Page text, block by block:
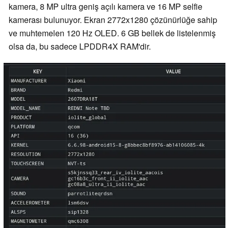
kamera, 8 MP ultra geniş açılı kamera ve 16 MP selfie
kamerası bulunuyor. Ekran 2772x1280 çözünürlüğe sahip
ve muhtemelen 120 Hz OLED. 6 GB bellek de listelenmiş
olsa da, bu sadece LPDDR4X RAM'dir.